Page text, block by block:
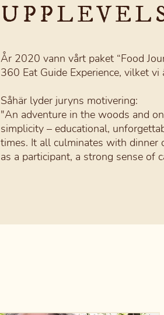
År 2020 vann vårt paket “Food
360 Eat Guide Experience, vilket
Såhär lyder juryns motivering:
"An adventure in the woods and
simplicity – educational,
times. It all culminates with dinner
as a participant, a strong sense of